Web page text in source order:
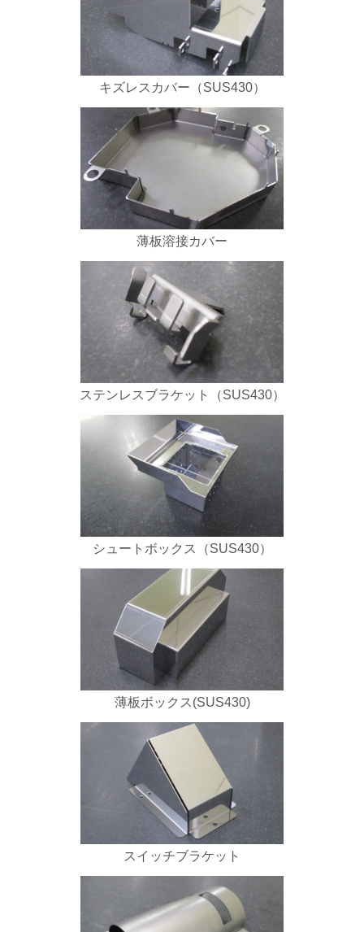
キズレスカバー（SUS430）
薄板溶接カバー
ステンレスブラケット（SUS430）
シュートボックス（SUS430）
薄板ボックス(SUS430)
スイッチブラケット